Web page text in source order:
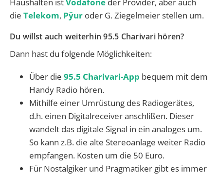
die Telekom, Pÿur oder G. Ziegelmeier stellen um.
Du willst auch weiterhin 95.5 Charivari hören?
Dann hast du folgende Möglichkeiten:
Über die 95.5 Charivari-App bequem mit dem
Handy Radio hören.
Mithilfe einer Umrüstung des Radiogerätes,
d.h. einen Digitalreceiver anschlißen. Dieser
wandelt das digitale Signal in ein analoges um.
So kann z.B. die alte Stereoanlage weiter Radio
empfangen. Kosten um die 50 Euro.
Für Nostalgiker und Pragmatiker gibt es immer